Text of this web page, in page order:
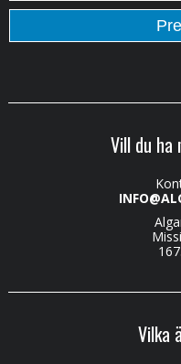
Vill du
Vilka